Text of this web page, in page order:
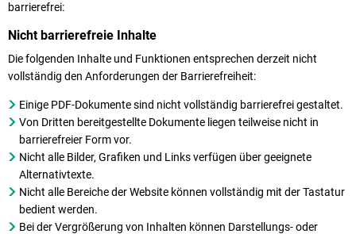
barrierefrei:
Nicht barrierefreie Inhalte
Die folgenden Inhalte und Funktionen entsprechen derzeit nicht
vollständig den Anforderungen der Barrierefreiheit:
Einige PDF-Dokumente sind nicht vollständig barrierefrei gestaltet.
Von Dritten bereitgestellte Dokumente liegen teilweise nicht in
barrierefreier Form vor.
Nicht alle Bilder, Grafiken und Links verfügen über geeignete
Alternativtexte.
Nicht alle Bereiche der Website können vollständig mit der Tastatur
bedient werden.
Bei der Vergrößerung von Inhalten können Darstellungs- oder